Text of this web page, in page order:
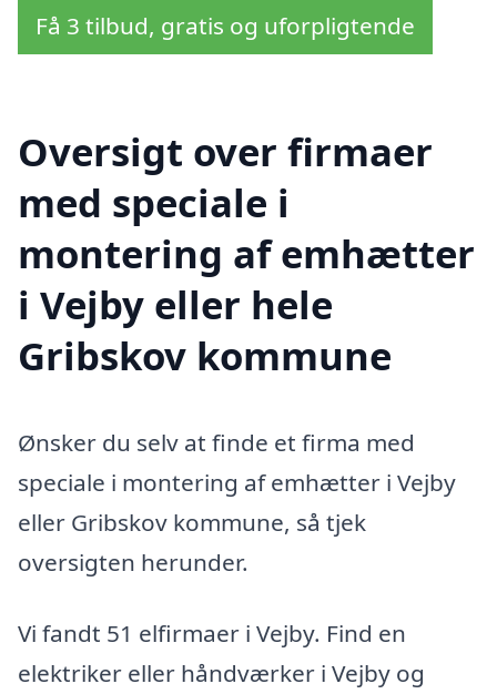
Få 3 tilbud, gratis og uforpligtende
Oversigt over firmaer
med speciale i
montering af emhætter
i Vejby eller hele
Gribskov kommune
Ønsker du selv at finde et firma med
speciale i montering af emhætter i Vejby
eller Gribskov kommune, så tjek
oversigten herunder.
Vi fandt 51 elfirmaer i Vejby. Find en
elektriker eller håndværker i Vejby og